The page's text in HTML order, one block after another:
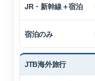
JR・新幹線＋宿泊
宿泊のみ
JTB海外旅行